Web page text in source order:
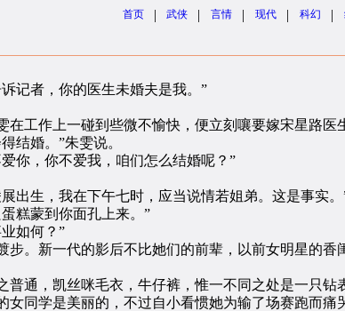
首页 | 武侠 | 言情 | 现代 | 科幻 |
者，你的医生未婚夫是我。”
作上一碰到些微不愉快，便立刻嚷要嫁宋星路医
婚。”朱雯说。
，你不爱我，咱们怎么结婚呢？”
生，我在下午七时，应当说情若姐弟。这是事实。
蒙到你面孔上来。”
如何？”
。新一代的影后不比她们的前辈，以前女明星的香
，凯丝咪毛衣，牛仔裤，惟一不同之处是一只钻
学是美丽的，不过自小看惯她为输了场赛跑而痛